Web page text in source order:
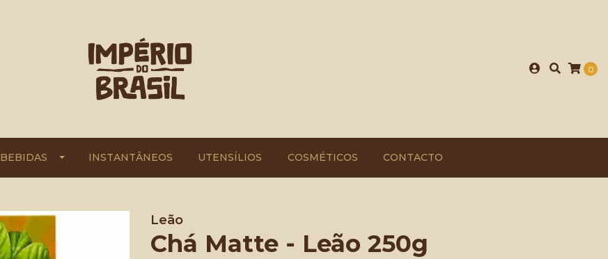
0
BEBIDAS INSTANTÂNEOS UTENSÍLIOS COSMÉTICOS CONTACTO
Leão
Chá Matte - Leão 250g